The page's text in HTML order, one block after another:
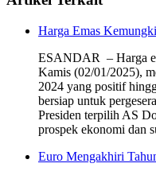
Harga Emas
ESANDAR – Harga
Kamis (02/01/2025),
2024 yang positif
bersiap untuk
Presiden terpilih AS
prospek ekonomi dan
Euro Mengakhiri